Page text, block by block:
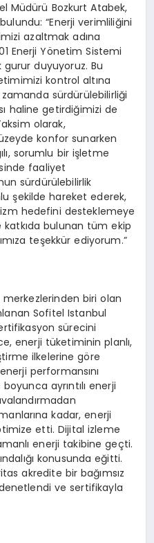
Müdürü Bozkurt Atabek,
“Enerji verimliliğini
azaltmak adına
Enerji Yönetim Sistemi
gurur duyuyoruz. Bu
kontrol altına
zamanda sürdürülebilirliği
haline getirdiğimizi de
olarak,
konfor sunarken
sorumlu bir işletme
faaliyet
sürdürülebilirlik
şekilde hareket ederek,
hedefini desteklemeye
bulunan tüm ekip
teşekkür ediyorum.”
biri olan
Sofitel Istanbul
sürecini
enerji tüketiminin planlı,
ilkelerine göre
performansını
ayrıntılı enerji
kadar, enerji
etti. Dijital izleme
enerji takibine geçti.
konusunda eğitti.
akredite bir bağımsız
ve sertifikayla